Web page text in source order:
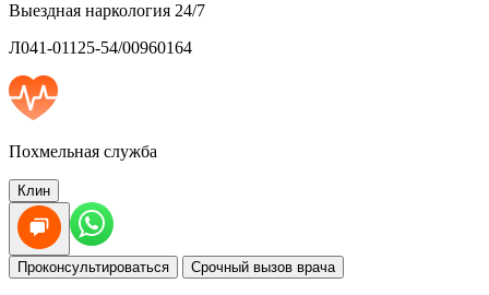
Выездная наркология 24/7
Л041-01125-54/00960164
Похмельная служба
Клин
Проконсультироваться Срочный вызов врача